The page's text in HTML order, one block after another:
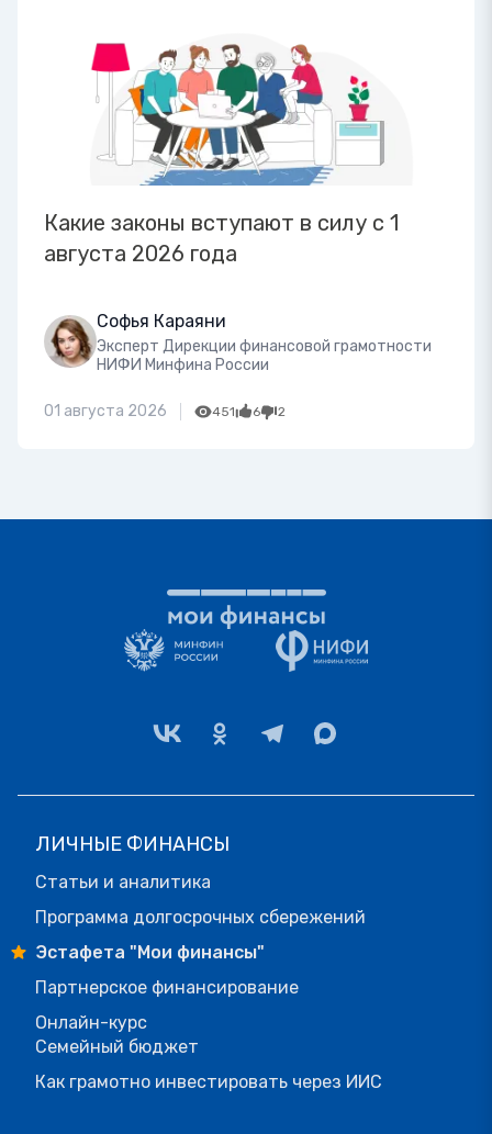
Какие законы вступают в силу с 1
августа 2026 года
Софья Караяни
Эксперт Дирекции финансовой грамотности
НИФИ Минфина России
01 августа 2026 451 6 2
ЛИЧНЫЕ ФИНАНСЫ
Статьи и аналитика
Программа долгосрочных сбережений
Эстафета "Мои финансы"
Партнерское финансирование
Онлайн-курс
Семейный бюджет
Как грамотно инвестировать через ИИС